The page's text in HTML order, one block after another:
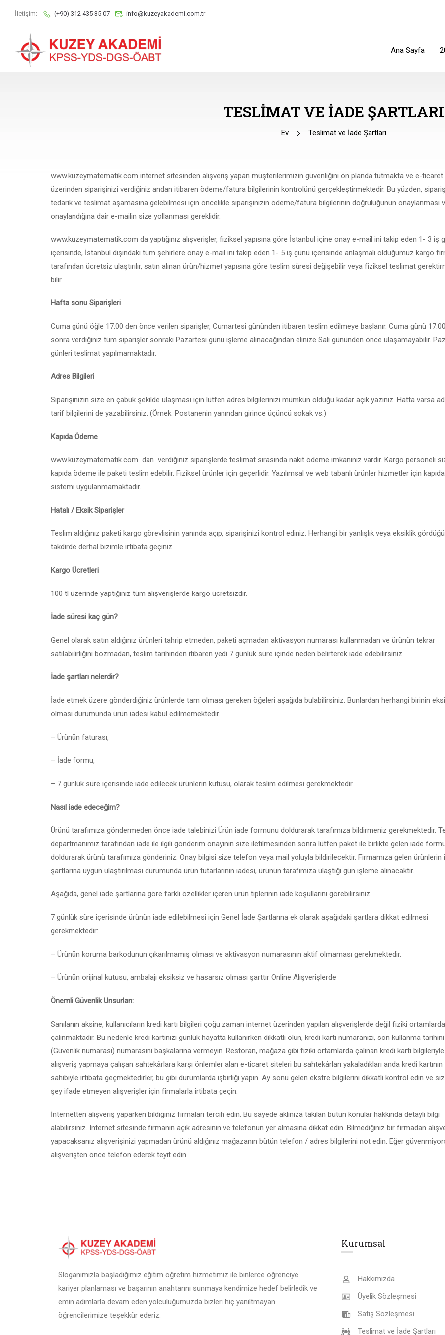
İletişim: (+90) 312 435 35 07 info@kuzeyakademi.com.tr
Ana Sayfa
TESLIMAT VE İADE ŞARTLARI
Ev Teslimat ve İade Şartları
www.kuzeymatematik.com internet sitesinden alışveriş yapan müşterilerimizin güvenliğini ön planda tutmakta ve e-
üzerinden siparişinizi verdiğiniz andan itibaren ödeme/fatura bilgilerinin kontrolünü gerçekleştirmektedir. Bu yüzden,
tedarik ve teslimat aşamasına gelebilmesi için öncelikle siparişinizin ödeme/fatura bilgilerinin doğruluğunun onaylanması
onaylandığına dair e-mailin size yollanması gereklidir.
www.kuzeymatematik.com da yaptığınız alışverişler, fiziksel yapısına göre İstanbul içine onay e-mail ini takip eden 1- 3 iş
içerisinde, İstanbul dışındaki tüm şehirlere onay e-mail ini takip eden 1- 5 iş günü içerisinde anlaşmalı olduğumuz kargo
tarafından ücretsiz ulaştırılır, satın alınan ürün/hizmet yapısına göre teslim süresi değişebilir veya fiziksel teslimat
bilir.
Hafta sonu Siparişleri
Cuma günü öğle 17.00 den önce verilen siparişler, Cumartesi gününden itibaren teslim edilmeye başlanır. Cuma günü
sonra verdiğiniz tüm siparişler sonraki Pazartesi günü işleme alınacağından elinize Salı gününden önce ulaşamayabilir.
günleri teslimat yapılmamaktadır.
Adres Bilgileri
Siparişinizin size en çabuk şekilde ulaşması için lütfen adres bilgilerinizi mümkün olduğu kadar açık yazınız. Hatta varsa
tarif bilgilerini de yazabilirsiniz. (Örnek: Postanenin yanından girince üçüncü sokak vs.)
Kapıda Ödeme
www.kuzeymatematik.com dan verdiğiniz siparişlerde teslimat sırasında nakit ödeme imkanınız vardır. Kargo personeli
kapıda ödeme ile paketi teslim edebilir. Fiziksel ürünler için geçerlidir. Yazılımsal ve web tabanlı ürünler hizmetler için
sistemi uygulanmamaktadır.
Hatalı / Eksik Siparişler
Teslim aldığınız paketi kargo görevlisinin yanında açıp, siparişinizi kontrol ediniz. Herhangi bir yanlışlık veya eksiklik
takdirde derhal bizimle irtibata geçiniz.
Kargo Ücretleri
100 tl üzerinde yaptığınız tüm alışverişlerde kargo ücretsizdir.
İade süresi kaç gün?
Genel olarak satın aldığınız ürünleri tahrip etmeden, paketi açmadan aktivasyon numarası kullanmadan ve ürünün tekrar
satılabilirliğini bozmadan, teslim tarihinden itibaren yedi 7 günlük süre içinde neden belirterek iade edebilirsiniz.
İade şartları nelerdir?
İade etmek üzere gönderdiğiniz ürünlerde tam olması gereken öğeleri aşağıda bulabilirsiniz. Bunlardan herhangi birinin
olması durumunda ürün iadesi kabul edilmemektedir.
– Ürünün faturası,
– İade formu,
– 7 günlük süre içerisinde iade edilecek ürünlerin kutusu, olarak teslim edilmesi gerekmektedir.
Nasıl iade edeceğim?
Ürünü tarafımıza göndermeden önce iade talebinizi Ürün iade formunu doldurarak tarafımıza bildirmeniz gerekmektedir.
departmanımız tarafından iade ile ilgili gönderim onayının size iletilmesinden sonra lütfen paket ile birlikte gelen iade
doldurarak ürünü tarafımıza gönderiniz. Onay bilgisi size telefon veya mail yoluyla bildirilecektir. Firmamıza gelen ürünlerin
şartlarına uygun ulaştırılması durumunda ürün tutarlarının iadesi, ürünün tarafımıza ulaştığı gün işleme alınacaktır.
Aşağıda, genel iade şartlarına göre farklı özellikler içeren ürün tiplerinin iade koşullarını görebilirsiniz.
7 günlük süre içerisinde ürünün iade edilebilmesi için Genel İade Şartlarına ek olarak aşağıdaki şartlara dikkat edilmesi
gerekmektedir:
– Ürünün koruma barkodunun çıkarılmamış olması ve aktivasyon numarasının aktif olmaması gerekmektedir.
– Ürünün orijinal kutusu, ambalajı eksiksiz ve hasarsız olması şarttır Online Alışverişlerde
Önemli Güvenlik Unsurları:
Sanılanın aksine, kullanıcıların kredi kartı bilgileri çoğu zaman internet üzerinden yapılan alışverişlerde değil fiziki ortamlarda
çalınmaktadır. Bu nedenle kredi kartınızı günlük hayatta kullanırken dikkatli olun, kredi kartı numaranızı, son kullanma
(Güvenlik numarası) numarasını başkalarına vermeyin. Restoran, mağaza gibi fiziki ortamlarda çalınan kredi kartı bilgileriyle
alışveriş yapmaya çalışan sahtekârlara karşı önlemler alan e-ticaret siteleri bu sahtekârları yakaladıkları anda kredi
sahibiyle irtibata geçmektedirler, bu gibi durumlarda işbirliği yapın. Ay sonu gelen ekstre bilgilerini dikkatli kontrol edin ve
şey ifade etmeyen alışverişler için firmalarla irtibata geçin.
İnternetten alışveriş yaparken bildiğiniz firmaları tercih edin. Bu sayede aklınıza takılan bütün konular hakkında detaylı bilgi
alabilirsiniz. Internet sitesinde firmanın açık adresinin ve telefonun yer almasına dikkat edin. Bilmediğiniz bir firmadan
yapacaksanız alışverişinizi yapmadan ürünü aldığınız mağazanın bütün telefon / adres bilgilerini not edin. Eğer
alışverişten önce telefon ederek teyit edin.
Sloganımızla başladığımız eğitim öğretim hizmetimiz ile binlerce öğrenciye
kariyer planlaması ve başarının anahtarını sunmaya kendimize hedef belirledik ve
emin adımlarla devam eden yolculuğumuzda bizleri hiç yanıltmayan
öğrencilerimize teşekkür ederiz.
Kurumsal
Hakkımızda
Üyelik Sözleşmesi
Satış Sözleşmesi
Teslimat ve İade Şartları